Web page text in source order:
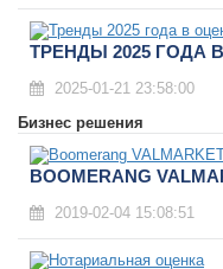
ТРЕНДЫ 2025 ГОДА
2025-01-21 23:58:00
Бизнес решения
BOOMERANG
2019-02-04 15:08:51